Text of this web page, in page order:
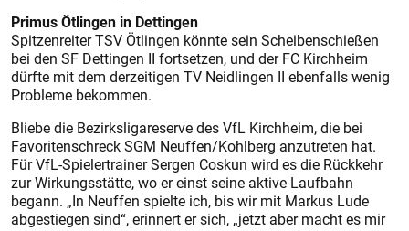
Primus Ötlingen in Dettingen
Spitzenreiter TSV Ötlingen könnte sein Scheibenschießen
bei den SF Dettingen II fortsetzen, und der FC Kirchheim
dürfte mit dem derzeitigen TV Neidlingen II ebenfalls wenig
Probleme bekommen.
Bliebe die Bezirksligareserve des VfL Kirchheim, die bei
Favoritenschreck SGM Neuffen/Kohlberg anzutreten hat.
Für VfL-Spielertrainer Sergen Coskun wird es die Rückkehr
zur Wirkungsstätte, wo er einst seine aktive Laufbahn
begann. „In Neuffen spielte ich, bis wir mit Markus Lude
abgestiegen sind“, erinnert er sich, „jetzt aber macht es mir